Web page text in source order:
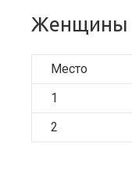
Женщины
Место
1
2